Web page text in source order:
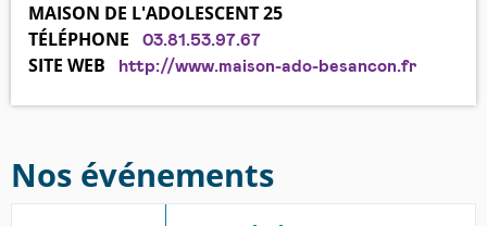
MAISON DE L'ADOLESCENT 25
TÉLÉPHONE
03.81.53.97.67
SITE WEB http://www.maison-ado-besancon.fr
Nos événements